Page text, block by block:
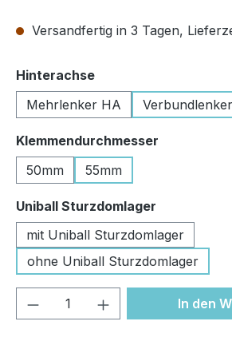
Versandfertig in 3 Tagen,
Hinterachseauswählen
Mehrlenker HA
Klemmendurchmesser
50mm
55mm
Uniball Sturzdomlager
mit Uniball Sturzdomlager
ohne Uniball Sturzdomlager
Produkt Anzahl: GibIn den